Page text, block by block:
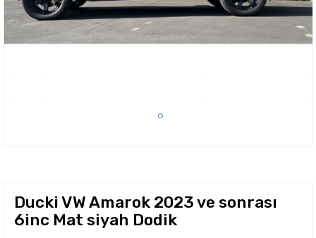
Ducki VW Amarok 2023 ve sonrası
6inc Mat siyah Dodik